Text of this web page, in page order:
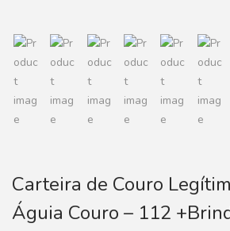
Carteira de Couro
Águia Couro – 112